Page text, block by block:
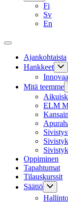
Fi
Sv
En
Ajankohtaista
Hankkeet
Mitä teemme
ELM
Oppiminen
Tapahtumat
Tilauskurssit
Säätiö
Hallinto